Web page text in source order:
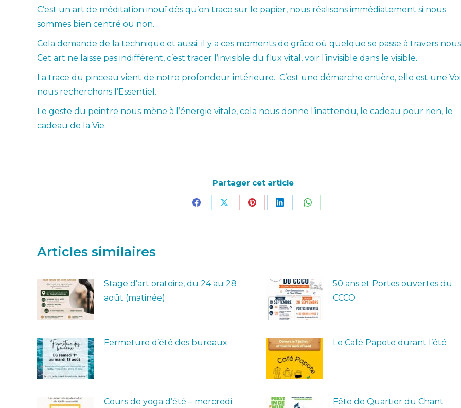
C’est un art de méditation inouï dès qu’on trace sur le papier, nous réalisons immédiatement si nous
sommes bien centré ou non.
Cela demande de la technique et aussi il y a ces moments de grâce où quelque se passe à travers
Cet art ne laisse pas indifférent, c’est tracer l’invisible du flux vital, voir l’invisible dans le visible.
La trace du pinceau vient de notre profondeur intérieure. C’est une démarche entière, elle est une
nous recherchons l’Essentiel.
Le geste du peintre nous mène à l’énergie vitale, cela nous donne l’inattendu, le cadeau pour rien, le
cadeau de la Vie.
Partager cet article
PartagerPartagerPartagerPartagerPartager
Articles similaires
Stage d’art oratoire, du 24 au 28
août (matinée)
50 ans et Portes ouvertes du
CCCO
Fermeture d’été des bureaux Le Café Papote durant l’été
Cours de yoga d’été – mercredi
Fête de Quartier du Chant